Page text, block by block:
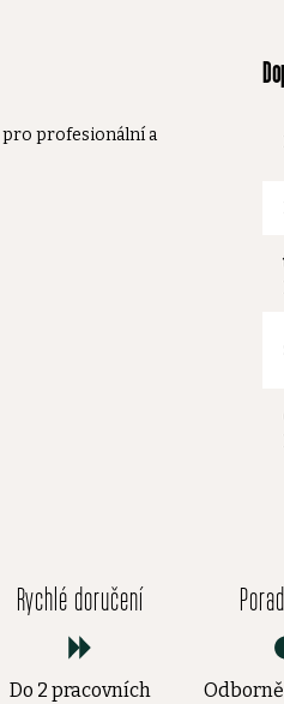
pro profesionální a
Rychlé doručení
Do 2 pracovních